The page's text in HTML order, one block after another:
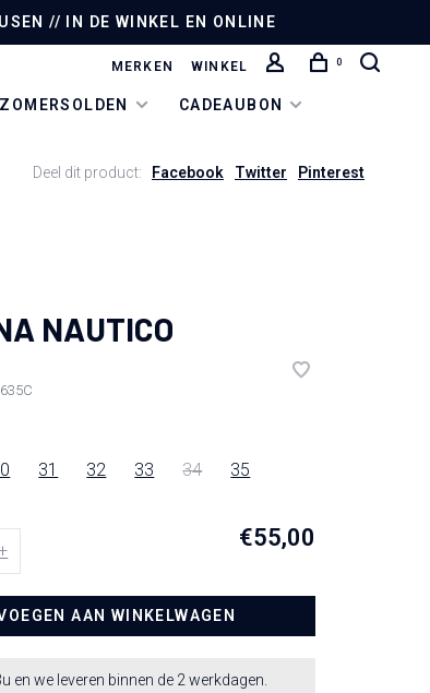
// IN DE WINKEL EN ONLINE
ZOMERSOLDEN CADEAUBON
MERKEN WINKEL 0
Deel dit product: Facebook Twitter Pinterest
NAUTICO
31 32 33 34 35
€55,00
AAN WINKELWAGEN
en we leveren binnen de 2 werkdagen.